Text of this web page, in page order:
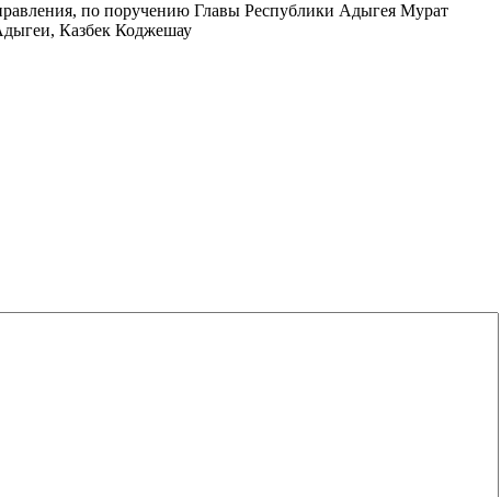
по поручению Главы Республики Адыгея Мурат
Казбек Коджешау